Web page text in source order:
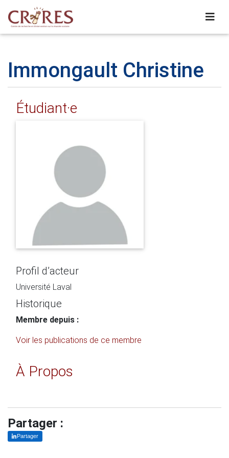
Immongault Christine
Étudiant·e
Profil d’acteur
Université Laval
Historique
Membre depuis :
Voir les publications de ce membre
À Propos
Partager :
Partager